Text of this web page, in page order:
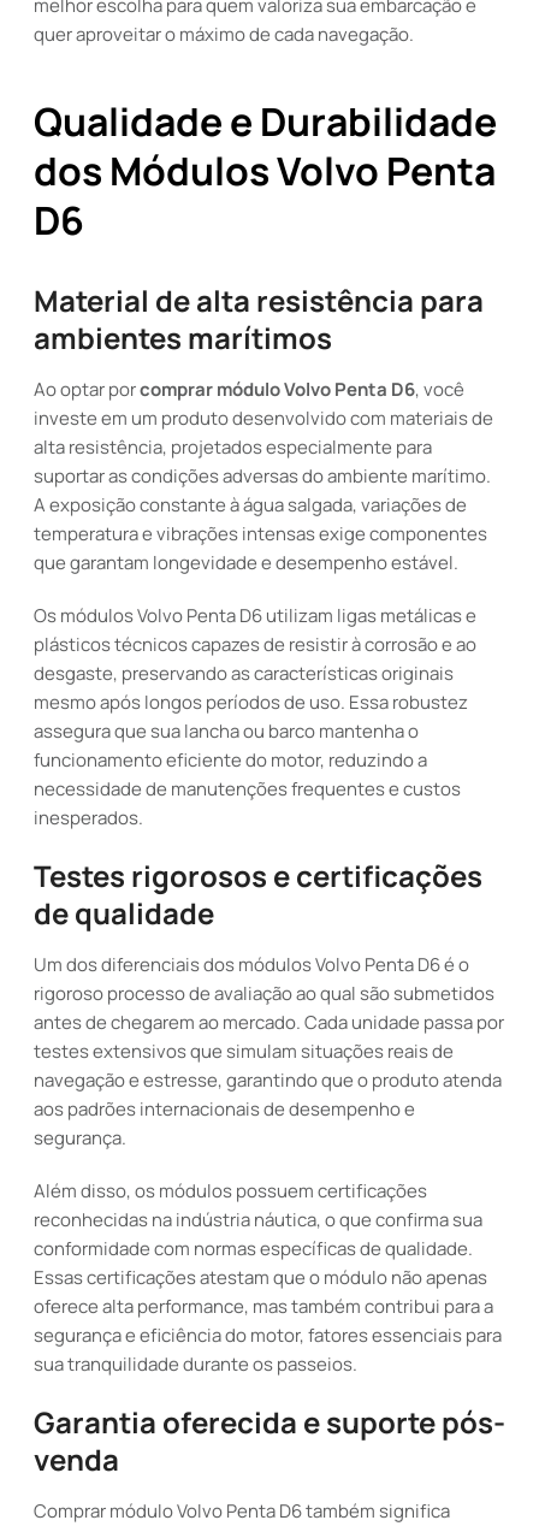
melhor escolha para quem valoriza sua embarcação e
quer aproveitar o máximo de cada navegação.
Qualidade e Durabilidade
dos Módulos Volvo Penta
D6
Material de alta resistência para
ambientes marítimos
Ao optar porcomprar módulo Volvo Penta D6, você
investe em um produto desenvolvido com materiais de
alta resistência, projetados especialmente para
suportar as condições adversas do ambiente marítimo.
A exposição constante à água salgada, variações de
temperatura e vibrações intensas exige componentes
que garantam longevidade e desempenho estável.
Os módulos Volvo Penta D6 utilizam ligas metálicas e
plásticos técnicos capazes de resistir à corrosão e ao
desgaste, preservando as características originais
mesmo após longos períodos de uso. Essa robustez
assegura que sua lancha ou barco mantenha o
funcionamento eficiente do motor, reduzindo a
necessidade de manutenções frequentes e custos
inesperados.
Testes rigorosos e certificações
de qualidade
Um dos diferenciais dos módulos Volvo Penta D6 é o
rigoroso processo de avaliação ao qual são submetidos
antes de chegarem ao mercado. Cada unidade passa por
testes extensivos que simulam situações reais de
navegação e estresse, garantindo que o produto atenda
aos padrões internacionais de desempenho e
segurança.
Além disso, os módulos possuem certificações
reconhecidas na indústria náutica, o que confirma sua
conformidade com normas específicas de qualidade.
Essas certificações atestam que o módulo não apenas
oferece alta performance, mas também contribui para a
segurança e eficiência do motor, fatores essenciais para
sua tranquilidade durante os passeios.
Garantia oferecida e suporte pós-
venda
Comprar módulo Volvo Penta D6 também significa